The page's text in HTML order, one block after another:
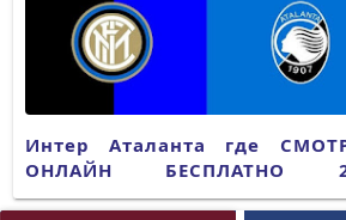
Интер Аталанта где
ОНЛАЙН БЕСПЛАТНО
(ПРЯМАЯ ТРАНСЛЯЦИЯ)